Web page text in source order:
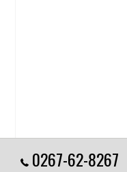
0267-62-8267